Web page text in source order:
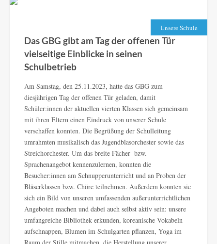
Unsere Schule
Das GBG gibt am Tag der offenen Tür
vielseitige Einblicke in seinen
Schulbetrieb
Am Samstag, den 25.11.2023, hatte das GBG zum
diesjährigen Tag der offenen Tür geladen, damit
Schüler:innen der aktuellen vierten Klassen sich gemeinsam
mit ihren Eltern einen Eindruck von unserer Schule
verschaffen konnten. Die Begrüßung der Schulleitung
umrahmten musikalisch das Jugendblasorchester sowie das
Streichorchester. Um das breite Fächer- bzw.
Sprachenangebot kennenzulernen, konnten die
Besucher:innen am Schnupperunterricht und an Proben der
Bläserklassen bzw. Chöre teilnehmen. Außerdem konnten sie
sich ein Bild von unseren umfassenden außerunterrichtlichen
Angeboten machen und dabei auch selbst aktiv sein: unsere
umfangreiche Bibliothek erkunden, koreanische Vokabeln
aufschnappen, Blumen im Schulgarten pflanzen, Yoga im